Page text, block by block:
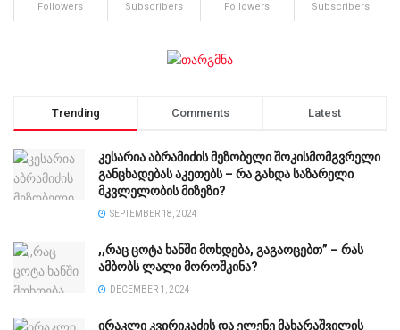
Followers Subscribers Followers Subscribers
Trending Comments Latest
კესარია აბრამიძის მეზობელი შოკისმომგვრელი
განცხადებას აკეთებს – რა გახდა საზარელი
მკვლელობის მიზეზი?
SEPTEMBER 18, 2024
,,რაც ცოტა ხანში მოხდება, გაგაოცებთ” – რას
ამბობს ლალი მოროშკინა?
DECEMBER 1, 2024
ირაკლი კვირიკაძის და ელენე მახარაშვილის